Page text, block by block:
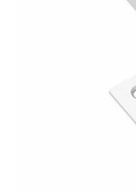
Фото работ